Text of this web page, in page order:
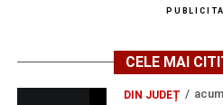
CELE MAI
DIN JUDEȚ